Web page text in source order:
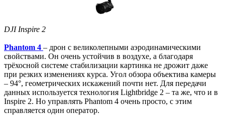
DJI Inspire 2
Phantom 4 – дрон с великолепными аэродинамическими
свойствами. Он очень устойчив в воздухе, а благодаря
трёхосной системе стабилизации картинка не дрожит даже
при резких изменениях курса. Угол обзора объектива камеры
– 94°, геометрических искажений почти нет. Для передачи
данных используется технология Lightbridge 2 – та же, что и в
Inspire 2. Но управлять Phantom 4 очень просто, с этим
справляется один оператор.